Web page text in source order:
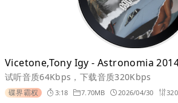
Vicetone,Tony Igy - Astronomia
试听音质64Kbps，下载音质320Kbps
碟界霸权 3:18 7.70MB 2026/04/30